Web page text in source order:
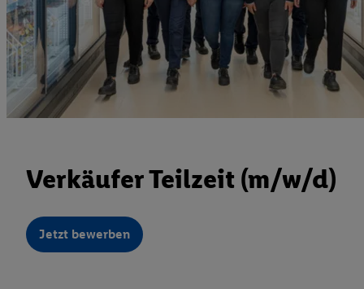
Verkäufer Teilzeit (m/w/d)
Jetzt bewerben